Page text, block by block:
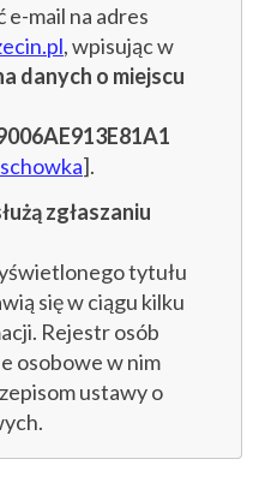
e-mail na adres
, wpisując w
danych o miejscu
].
zgłaszaniu
tytułu
się w ciągu kilku
Rejestr osób
osobowe w nim
ustawy o